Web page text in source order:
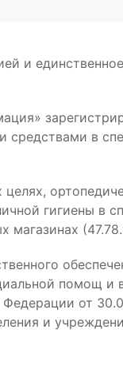
и
средствами в
гигиены в
магазинах
помощ и
Федерации от
и